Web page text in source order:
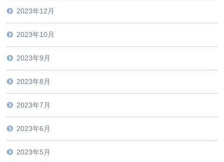
2023年12月
2023年10月
2023年9月
2023年8月
2023年7月
2023年6月
2023年5月